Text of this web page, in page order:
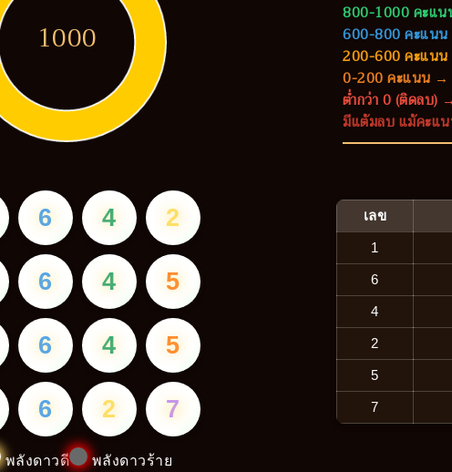
1000
800-1000 คะแ
600-800 คะแน
200-600 คะแนน
0-200 คะแนน →
ต่ำกว่า 0 (ติดลบ)
มีแต้มลบ แม้คะแ
6 4 2
6 4 5
6 4 5
6 2 7
พลังดาวดี พลังดาวร้าย
เลข
1
6
4
2
5
7